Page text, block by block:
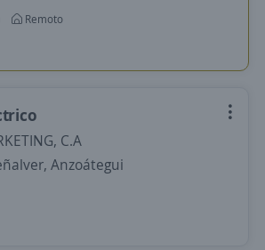
Remoto
C.A
Anzoátegui